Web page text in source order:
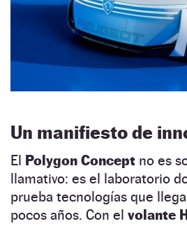
Un manifiesto de
El Polygon Concept no es
llamativo: es el laboratorio
prueba tecnologías que
pocos años. Con el volante